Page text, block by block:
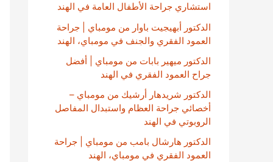
استشاري جراحة الأطفال العامة في الهند
الدكتور أبهيجيت باوار من مومباي | جراحة
العمود الفقري والجنف في مومباي، الهند
الدكتور ميهير بابات من مومباي | أفضل
جراح العمود الفقري في الهند
الدكتور شريدهار أرشيك من مومباي –
أخصائي جراحة العظام واستبدال المفاصل
الروبوتي في الهند
الدكتور هارشال بامب من مومباي | جراحة
العمود الفقري في مومباي، الهند